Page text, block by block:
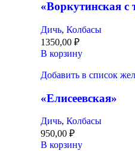
«Воркутинская с
Дичь, Колбасы
1350,00 ₽
В корзину
Добавить в список
«Елисеевская»
Дичь, Колбасы
950,00 ₽
В корзину